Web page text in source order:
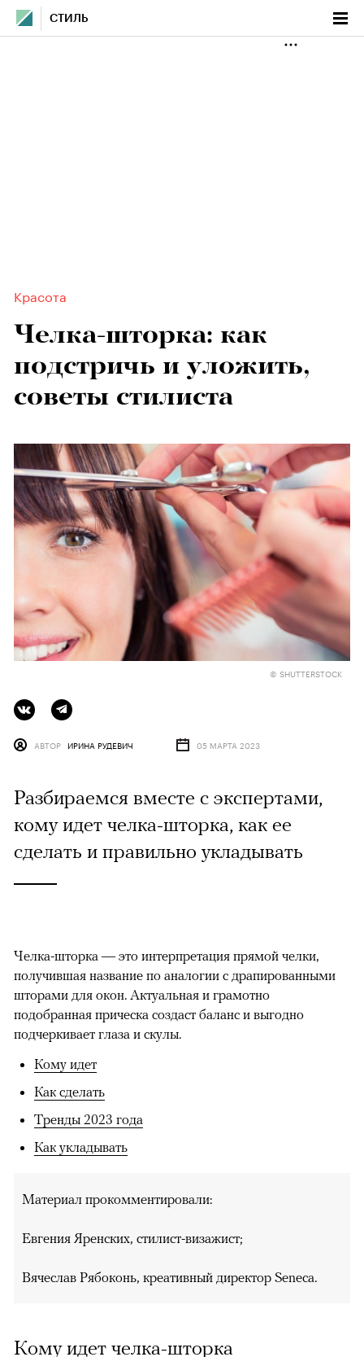
СТИЛЬ
Красота
Челка-шторка: как
подстричь и уложить,
советы стилиста
© SHUTTERSTOCK
АВТОР ИРИНА РУДЕВИЧ 05 МАРТА 2023
Разбираемся вместе с экспертами,
кому идет челка-шторка, как ее
сделать и правильно укладывать
Челка-шторка — это интерпретация прямой челки,
получившая название по аналогии с драпированными
шторами для окон. Актуальная и грамотно
подобранная прическа создаст баланс и выгодно
подчеркивает глаза и скулы.
Кому идет
Как сделать
Тренды 2023 года
Как укладывать
Материал прокомментировали:
Евгения Яренских, стилист-визажист;
Вячеслав Рябоконь, креативный директор Seneca.
Кому идет челка-шторка